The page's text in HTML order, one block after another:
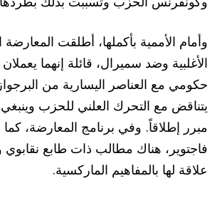
وأمام الأممية بأكملها، أطلقت المعارضة
الأغلبية وضد سميرال، قائلة إنهما
حكومي مع العناصر اليسارية من
يتناقض مع التحرك العلني للحزب وينبغي
مبرر إطلاقاً. وفي برنامج المعارضة،
فاجتوير، هناك مطالب ذات طابع
علاقة لها بالمفاهيم الماركسية.